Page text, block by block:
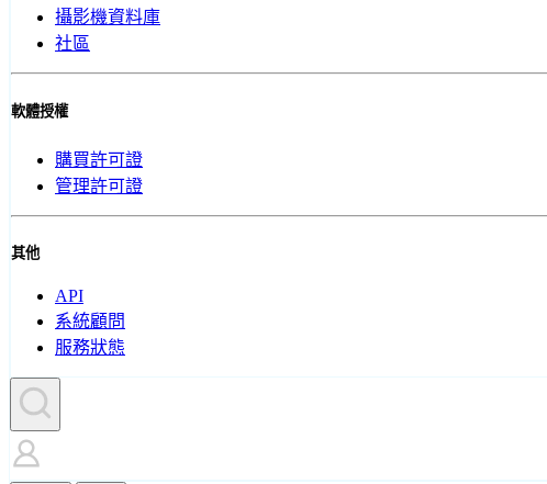
攝影機資料庫
社區
軟體授權
購買許可證
管理許可證
其他
API
系統顧問
服務狀態